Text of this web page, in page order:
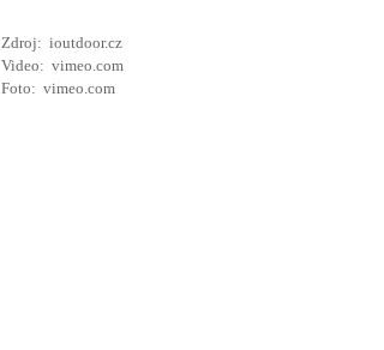
Zdroj: ioutdoor.cz
Video: vimeo.com
Foto: vimeo.com